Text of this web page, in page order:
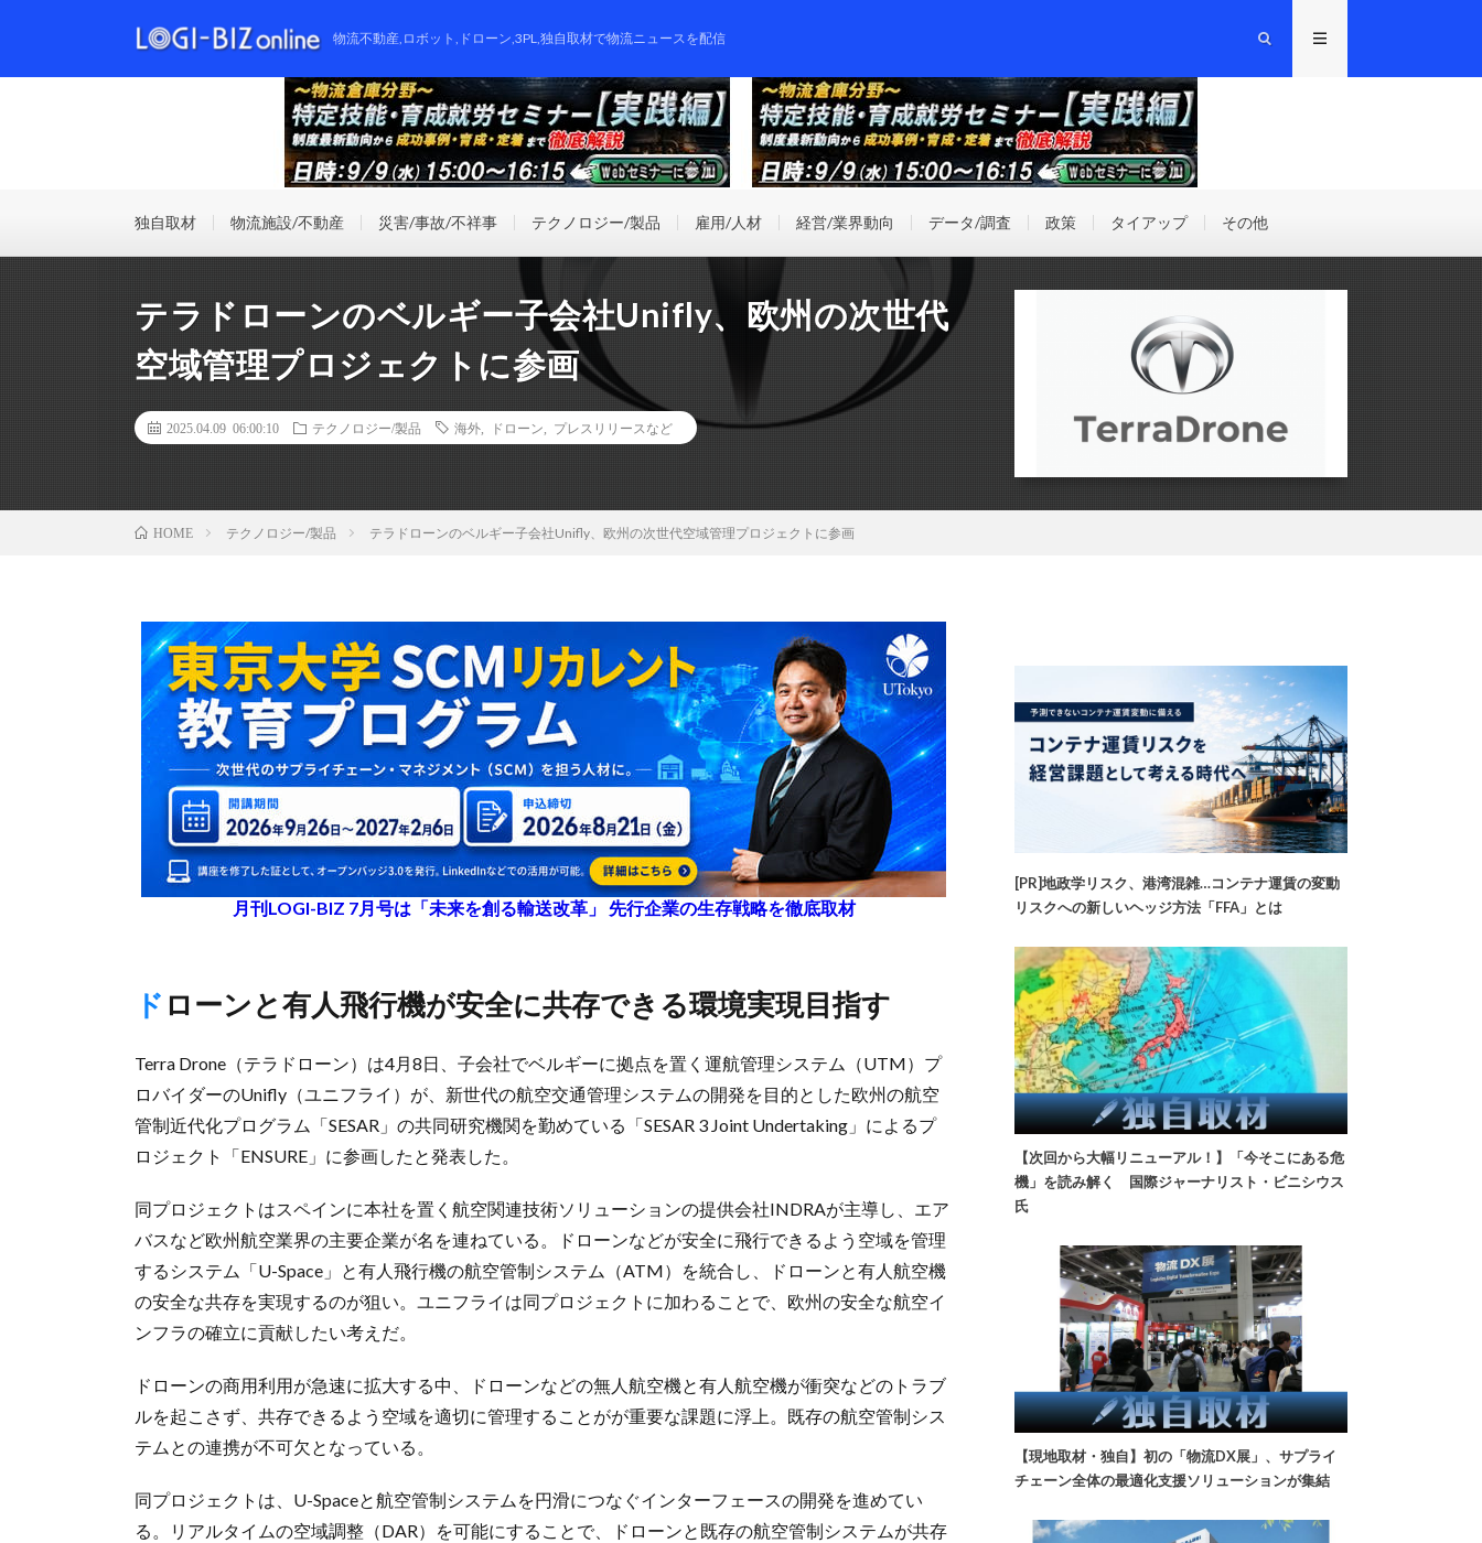
物流不動産,ロボット,ドローン,3PL,独自取材で物流ニュースを配信
独自取材 物流施設/不動産 災害/事故/不祥事 テクノロジー/製品 雇用/人材 経営/業界動向 データ/調査 政策 タイアップ その他
テラドローンのベルギー子会社Unifly、欧州の次世代
空域管理プロジェクトに参画
2025.04.09 06:00:10 テクノロジー/製品 海外 ドローン プレスリリースなど
HOME テクノロジー/製品 テラドローンのベルギー子会社Unifly、欧州の次世代空域管理プロジェクトに参画
月刊LOGI-BIZ 7月号は「未来を創る輸送改革」 先行企業の生存戦略を徹底取材
ドローンと有人飛行機が安全に共存できる環境実現目指す
Terra Drone（テラドローン）は4月8日、子会社でベルギーに拠点を置く運航管理システム（UTM）プ
ロバイダーのUnifly（ユニフライ）が、新世代の航空交通管理システムの開発を目的とした欧州の航空
管制近代化プログラム「SESAR」の共同研究機関を勤めている「SESAR 3 Joint Undertaking」によるプ
ロジェクト「ENSURE」に参画したと発表した。
同プロジェクトはスペインに本社を置く航空関連技術ソリューションの提供会社INDRAが主導し、エア
バスなど欧州航空業界の主要企業が名を連ねている。ドローンなどが安全に飛行できるよう空域を管理
するシステム「U-Space」と有人飛行機の航空管制システム（ATM）を統合し、ドローンと有人航空機
の安全な共存を実現するのが狙い。ユニフライは同プロジェクトに加わることで、欧州の安全な航空イ
ンフラの確立に貢献したい考えだ。
ドローンの商用利用が急速に拡大する中、ドローンなどの無人航空機と有人航空機が衝突などのトラブ
ルを起こさず、共存できるよう空域を適切に管理することがが重要な課題に浮上。既存の航空管制シス
テムとの連携が不可欠となっている。
同プロジェクトは、U-Spaceと航空管制システムを円滑につなぐインターフェースの開発を進めてい
る。リアルタイムの空域調整（DAR）を可能にすることで、ドローンと既存の航空管制システムが共存
[PR]地政学リスク、港湾混雑…コンテナ運賃の変動
リスクへの新しいヘッジ方法「FFA」とは
【次回から大幅リニューアル！】「今そこにある危
機」を読み解く 国際ジャーナリスト・ビニシウス
氏
【現地取材・独自】初の「物流DX展」、サプライ
チェーン全体の最適化支援ソリューションが集結